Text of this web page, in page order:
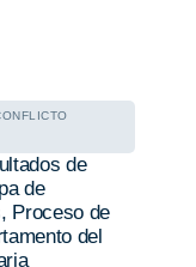
de
de
Proceso de
del